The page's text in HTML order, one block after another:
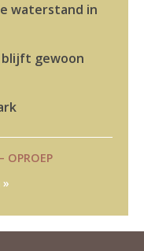
waterstand in
gewoon
OPROEP
»